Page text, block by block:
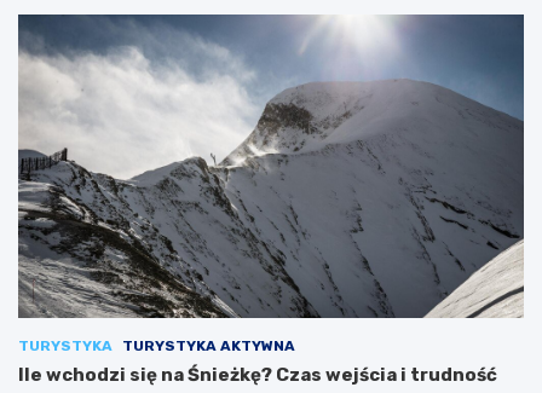
TURYSTYKA TURYSTYKA AKTYWNA
Ile wchodzi się na Śnieżkę? Czas wejścia i trudność